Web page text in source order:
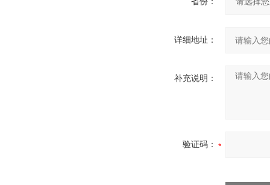
详细地址：
补充说明：
验证码：